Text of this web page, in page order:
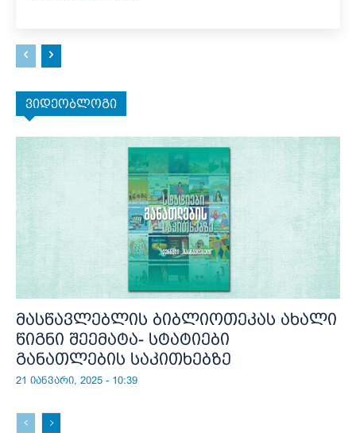
ვიდეობლოგი
მასწავლებლის ბიბლიოთეკას ახალი
წიგნი შეემატა- სტატიები
განათლების საკითხებზე
21 იანვარი, 2025 - 10:39